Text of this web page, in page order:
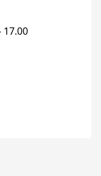
17.00